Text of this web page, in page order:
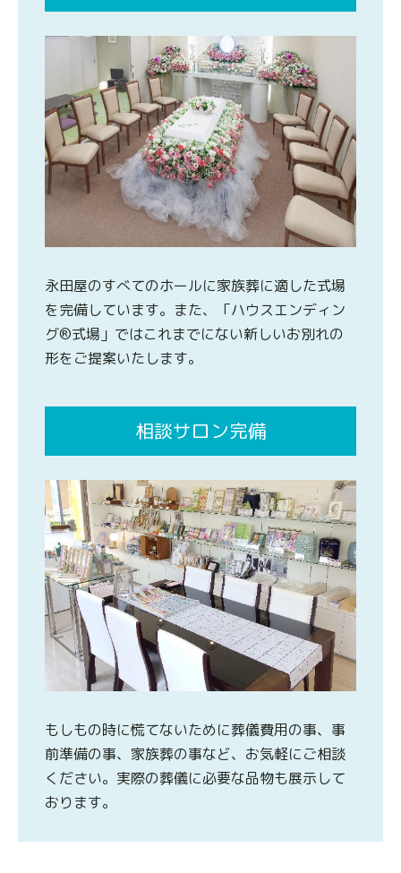
永田屋のすべてのホールに家族葬に適した式場
を完備しています。また、「ハウスエンディン
グ®式場」ではこれまでにない新しいお別れの
形をご提案いたします。
相談サロン完備
もしもの時に慌てないために葬儀費用の事、事
前準備の事、家族葬の事など、お気軽にご相談
ください。実際の葬儀に必要な品物も展示して
おります。